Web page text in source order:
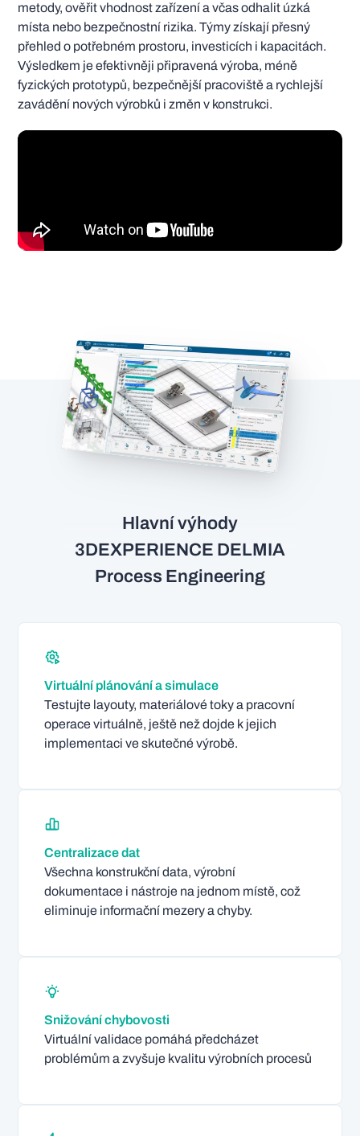
metody, ověřit vhodnost zařízení a včas odhalit úzká
místa nebo bezpečnostní rizika. Týmy získají přesný
přehled o potřebném prostoru, investicích i kapacitách.
Výsledkem je efektivněji připravená výroba, méně
fyzických prototypů, bezpečnější pracoviště a rychlejší
zavádění nových výrobků i změn v konstrukci.
Hlavní výhody
3DEXPERIENCE DELMIA
Process Engineering
Virtuální plánování a simulace
Testujte layouty, materiálové toky a pracovní
operace virtuálně, ještě než dojde k jejich
implementaci ve skutečné výrobě.
Centralizace dat
Všechna konstrukční data, výrobní
dokumentace i nástroje na jednom místě, což
eliminuje informační mezery a chyby.
Snižování chybovosti
Virtuální validace pomáhá předcházet
problémům a zvyšuje kvalitu výrobních procesů